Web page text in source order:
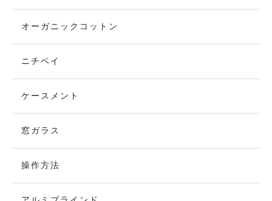
オーガニックコットン
ニチベイ
ケースメント
窓ガラス
操作方法